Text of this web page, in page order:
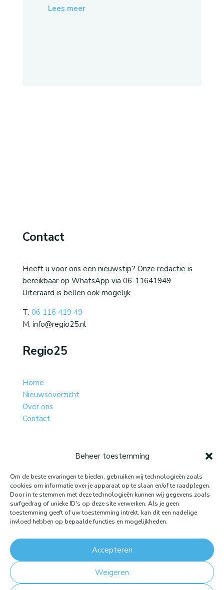
Beheer toestemming
Om de beste ervaringen te bieden, gebruiken wij technologieën zoals
cookies om informatie over je apparaat op te slaan en/of te raadplegen.
Door in te stemmen met deze technologieën kunnen wij gegevens zoals
surfgedrag of unieke ID's op deze site verwerken. Als je geen
toestemming geeft of uw toestemming intrekt, kan dit een nadelige
invloed hebben op bepaalde functies en mogelijkheden.
Accepteren
Weigeren
Lees meer
Contact
Heeft u voor ons een nieuwstip? Onze redactie is
bereikbaar op WhatsApp via 06-11641949.
Uiteraard is bellen ook mogelijk.
T: 06 116 419 49
M: info@regio25.nl
Regio25
Home
Nieuwsoverzicht
Over ons
Contact
Website gemaakt door: LOEQ